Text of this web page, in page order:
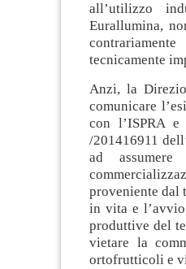
all’utilizzo
Eurallumina,
tecnicamente
Anzi, la
comunicare
con l’ISPRA
/201416911
ad
proveniente dal
in vita e
produttive del
vietare la
ortofrutticoli e